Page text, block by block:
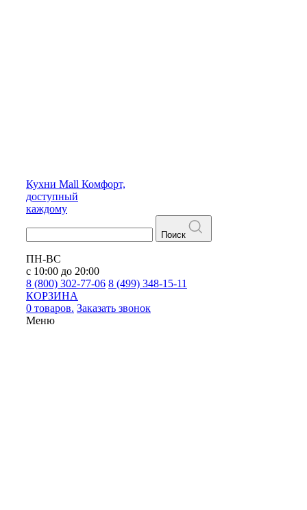
Кухни Mall Комфорт,
доступный
каждому
Поиск
ПН-ВС
с 10:00 до 20:00
8 (800) 302-77-06 8 (499) 348-15-11
КОРЗИНА
0 товаров. Заказать звонок
Меню